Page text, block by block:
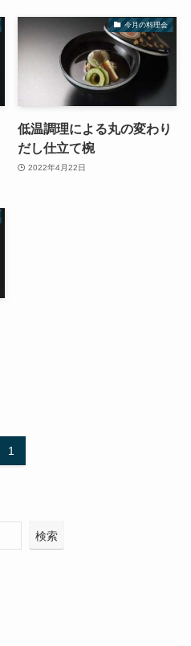
今月の料理会
低温調理による丸の変わり
だし仕立て椀
2022年4月22日
1
検索